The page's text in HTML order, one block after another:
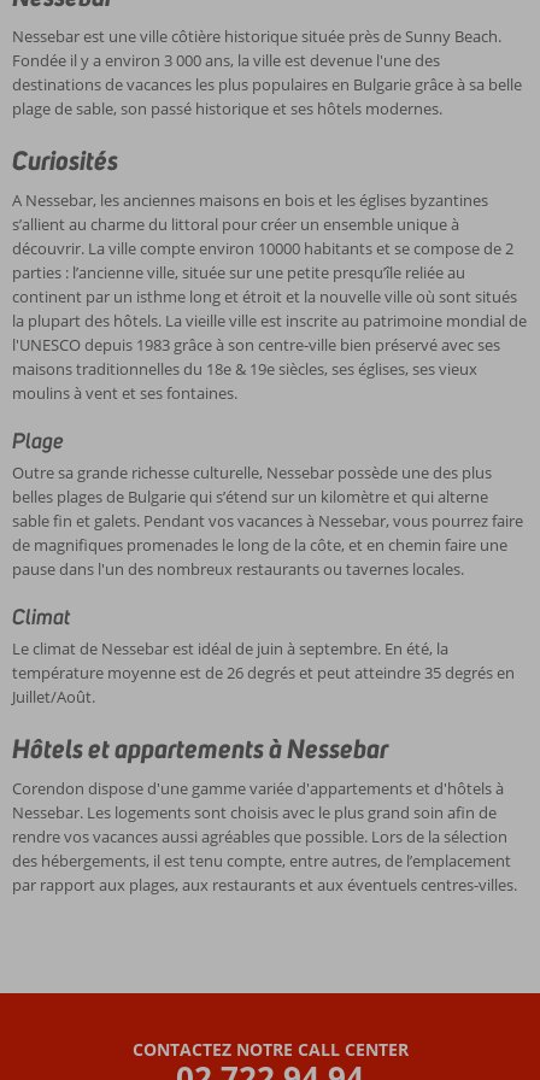
Nessebar est une ville côtière historique située près de Sunny Beach.
Fondée il y a environ 3 000 ans, la ville est devenue l'une des
destinations de vacances les plus populaires en Bulgarie grâce à sa belle
plage de sable, son passé historique et ses hôtels modernes.
Curiosités
A Nessebar, les anciennes maisons en bois et les églises byzantines
s’allient au charme du littoral pour créer un ensemble unique à
découvrir. La ville compte environ 10000 habitants et se compose de 2
parties : l’ancienne ville, située sur une petite presqu’île reliée au
continent par un isthme long et étroit et la nouvelle ville où sont situés
la plupart des hôtels. La vieille ville est inscrite au patrimoine mondial de
l'UNESCO depuis 1983 grâce à son centre-ville bien préservé avec ses
maisons traditionnelles du 18e & 19e siècles, ses églises, ses vieux
moulins à vent et ses fontaines.
Plage
Outre sa grande richesse culturelle, Nessebar possède une des plus
belles plages de Bulgarie qui s’étend sur un kilomètre et qui alterne
sable fin et galets. Pendant vos vacances à Nessebar, vous pourrez faire
de magnifiques promenades le long de la côte, et en chemin faire une
pause dans l'un des nombreux restaurants ou tavernes locales.
Climat
Le climat de Nessebar est idéal de juin à septembre. En été, la
température moyenne est de 26 degrés et peut atteindre 35 degrés en
Juillet/Août.
Hôtels et appartements à Nessebar
Corendon dispose d'une gamme variée d'appartements et d'hôtels à
Nessebar. Les logements sont choisis avec le plus grand soin afin de
rendre vos vacances aussi agréables que possible. Lors de la sélection
des hébergements, il est tenu compte, entre autres, de l’emplacement
par rapport aux plages, aux restaurants et aux éventuels centres-villes.
CONTACTEZ NOTRE CALL CENTER